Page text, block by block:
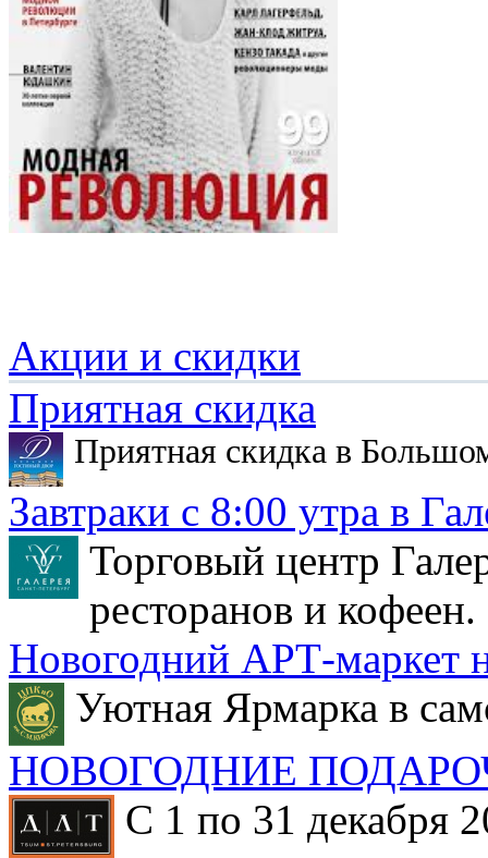
Акции и скидки
Приятная скидка
Приятная скидка в
Завтраки с 8:00 утра в
Торговый центр
ресторанов и кофеен.
Новогодний АРТ-маркет
Уютная Ярмарка в
НОВОГОДНИЕ
С 1 по 31 декабря